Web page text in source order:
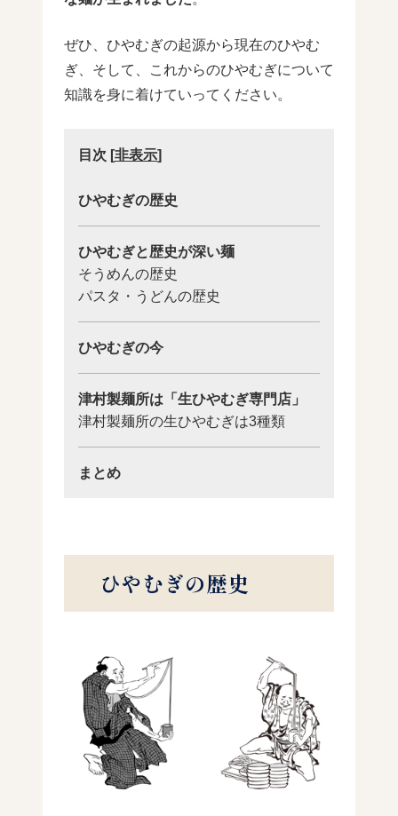
ぜひ、ひやむぎの起源から現在のひやむ
ぎ、そして、これからのひやむぎについて
知識を身に着けていってください。
目次 [非表示]
ひやむぎの歴史
ひやむぎと歴史が深い麺
そうめんの歴史
パスタ・うどんの歴史
ひやむぎの今
津村製麺所は「生ひやむぎ専門店」
津村製麺所の生ひやむぎは3種類
まとめ
ひやむぎの歴史